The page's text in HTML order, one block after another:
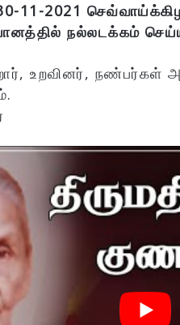
11-2021
நல்லடக்கம்
உறவினர், நண்பர்கள்